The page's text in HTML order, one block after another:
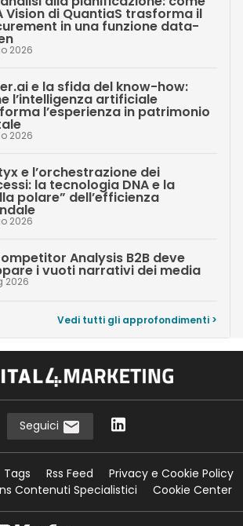
Vision di QuantiaS trasforma il
in una funzione data-
2026
e la sfida del know-how:
l’intelligenza artificiale
l’esperienza in patrimonio
2026
e l’orchestrazione dei
la tecnologia DNA e la
polare” dell’efficienza
2026
Analysis B2B deve
i vuoti narrativi dei media
2026
Vedi tutti gli approfondimenti >
Seguici
Tags Rss Feed
Privacy e Cookie Policy
Contenuti Specialistici
Cookie Center